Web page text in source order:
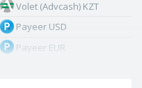
Volet (Advcash) KZT
Payeer USD
Payeer EUR